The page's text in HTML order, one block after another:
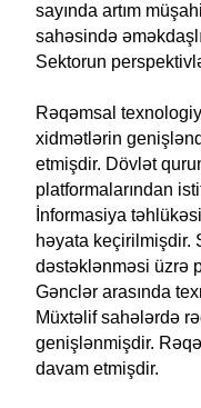
sayında artım
sahəsində
Sektorun
Rəqəmsal
xidmətlərin
etmişdir. Dövlət
platformalarından
İnformasiya
həyata keçirilmişdir.
dəstəklənməsi üzrə
Gənclər arasında
Müxtəlif sahələrdə
genişlənmişdir.
davam etmişdir.